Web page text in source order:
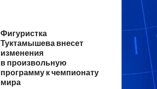
Фигуристка
Туктамышева внесет
изменения
в произвольную
программу к чемпионату
мира